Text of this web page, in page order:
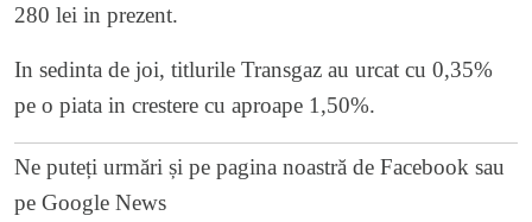
280 lei in prezent.
In sedinta de joi, titlurile Transgaz au urcat cu 0,35%
pe o piata in crestere cu aproape 1,50%.
Ne puteți urmări și pe pagina noastră de Facebook sau
pe Google News